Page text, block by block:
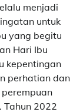
menjadi
untuk
yang begitu
Hari Ibu
kepentingan
perhatian dan
2022